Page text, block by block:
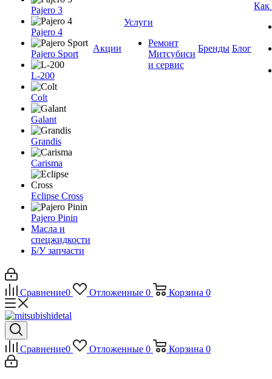
Pajero 3
Pajero 4
Pajero Sport
L-200
Colt
Galant
Grandis
Carisma
Eclipse Cross
Pajero Pinin
Масла и
спецжидкости
Б/У запчасти
Акции
Услуги
Ремонт
Митсубиси
и сервис
Бренды Блог
Как
Сравнение0 Отложенные 0 Корзина 0
Сравнение0 Отложенные 0 Корзина 0